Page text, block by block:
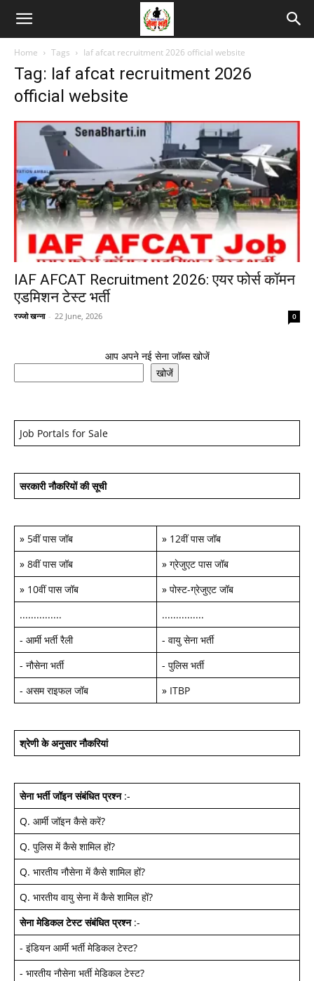
Home Tags Iaf afcat recruitment 2026 official website
Tag: Iaf afcat recruitment 2026
official website
IAF AFCAT Recruitment 2026: एयर फोर्स कॉमन
एडमिशन टेस्ट भर्ती
रज्जो खन्ना - 22 June, 2026 0
आप अपने नई सेना जॉब्स खोजें
खोजें
Job Portals for Sale
सरकारी नौकरियों की सूची
» 5वीं पास जॉब » 12वीं पास जॉब
» 8वीं पास जॉब » ग्रेजुएट पास जॉब
» 10वीं पास जॉब » पोस्ट-ग्रेजुएट जॉब
...............
...............
- आर्मी भर्ती रैली - वायु सेना भर्ती
- नौसेना भर्ती - पुलिस भर्ती
- असम राइफल जॉब » ITBP
श्रेणी के अनुसार नौकरियां
सेना भर्ती जॉइन संबंधित प्रश्न:-
Q. आर्मी जॉइन कैसे करें?
Q. पुलिस में कैसे शामिल हों?
Q. भारतीय नौसेना में कैसे शामिल हों?
Q. भारतीय वायु सेना में कैसे शामिल हों?
सेना मेडिकल टेस्ट संबंधित प्रश्न:-
- इंडियन आर्मी भर्ती मेडिकल टेस्ट?
- भारतीय नौसेना भर्ती मेडिकल टेस्ट?